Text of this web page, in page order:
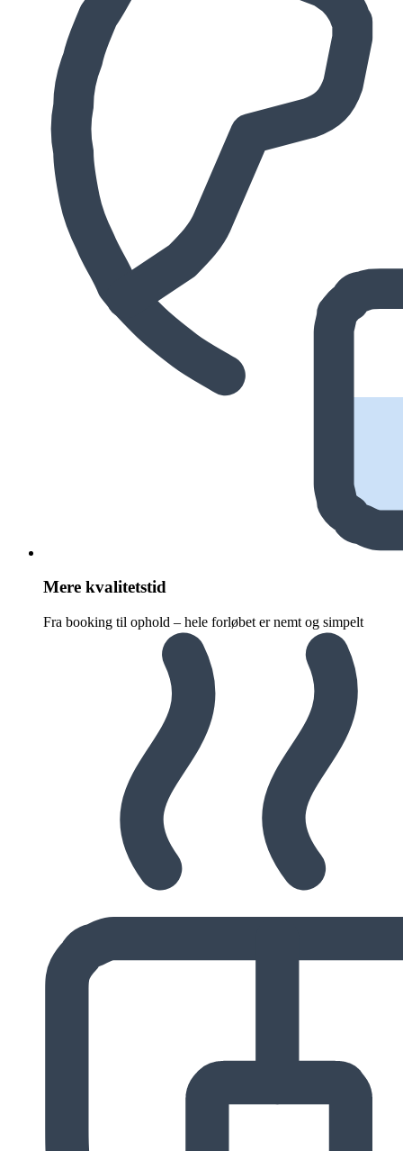
Mere kvalitetstid
Fra booking til ophold – hele forløbet er nemt og simpelt